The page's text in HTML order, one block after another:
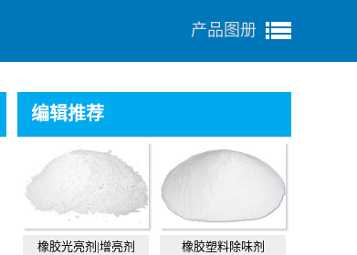
产品图册
编辑推荐
橡胶光亮剂|增亮剂 橡胶塑料除味剂